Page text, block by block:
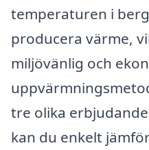
temperaturen i
producera värme,
miljövänlig och
tre olika
kan du enkelt